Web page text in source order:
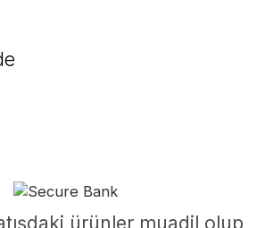
ürünler muadil olup,